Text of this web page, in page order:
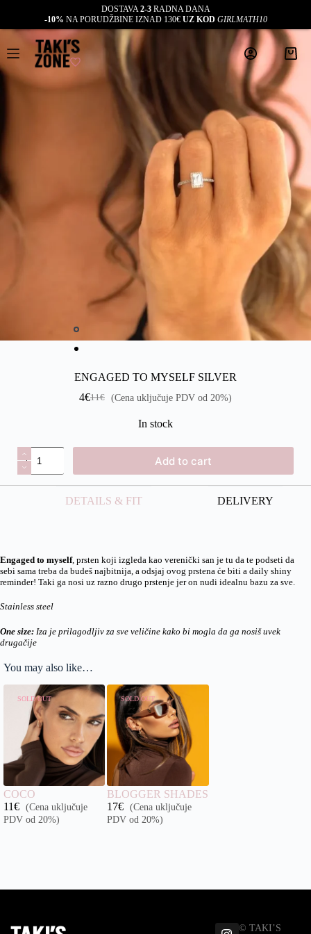
ENGAGED TO MYSELF SILVER
11€
4€ (Cena uključuje PDV od 20%)
In stock
Add to cart
DETAILS & FIT DELIVERY
Engaged to myself, prsten koji izgleda kao verenički san je tu da te podseti da
sebi sama treba da budeš najbitnija, a odsjaj ovog prstena će biti a daily shiny
reminder! Taki ga nosi uz razno drugo prstenje jer on nudi idealnu bazu za sve.
Stainless steel
One size: Iza je prilagodljiv za sve veličine kako bi mogla da ga nosiš uvek
drugačije
You may also like…
SOLD OUT
COCO
11€ (Cena uključuje
PDV od 20%)
SOLD OUT
BLOGGER SHADES
17€ (Cena uključuje
PDV od 20%)
© TAKI’S
DOSTAVA2-3RADNA DANA
-10% NA PORUDŽBINE IZNAD 130€ UZ KOD GIRLMATH10